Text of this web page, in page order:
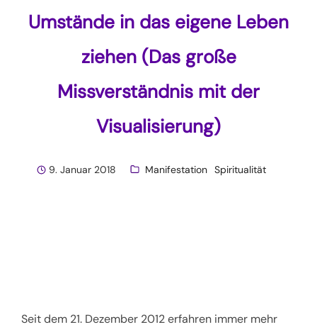
Umstände in das eigene Leben
ziehen (Das große
Missverständnis mit der
Visualisierung)
9. Januar 2018 Manifestation Spiritualität
Seit dem 21. Dezember 2012 erfahren immer mehr